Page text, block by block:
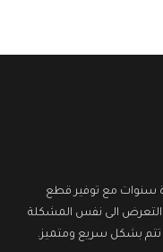
سنوات مع توفير قطع
التعرض الى نفس المشكلة
تتم بشكل سريع ومتميز.